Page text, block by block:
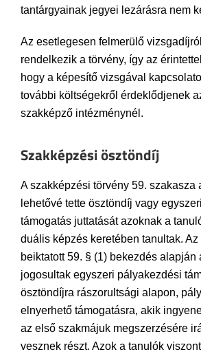
tantárgyainak jegyei lezárásra nem
Az esetlegesen felmerülő
rendelkezik a törvény, így az
hogy a képesítő vizsgával
további költségekről érdeklődjenek
szakképző intézménynél.
Szakképzési ösztöndíj
A szakképzési törvény 59. szakasza
lehetővé tette ösztöndíj vagy
támogatás juttatását azoknak a
duális képzés keretében tanultak. Az
beiktatott 59. § (1) bekezdés alapján
jogosultak egyszeri pályakezdési
ösztöndíjra rászorultsági alapon,
elnyerhető támogatásra, akik
az első szakmájuk megszerzésére
vesznek részt. Azok a tanulók